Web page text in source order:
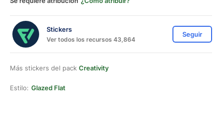
Stickers
Ver todos los recursos 43,864
Seguir
Más stickers del pack Creativity
Estilo: Glazed Flat